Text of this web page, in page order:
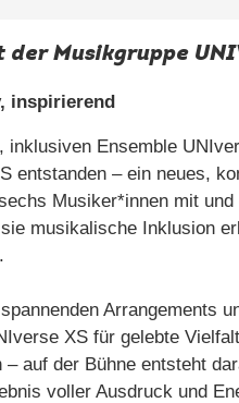
Musikgruppe
inspirierend
inklusiven Ensemble
entstanden – ein neues,
Musiker*innen mit und
musikalische Inklusion
Arrangements
XS für gelebte
auf der Bühne entsteht
voller Ausdruck und